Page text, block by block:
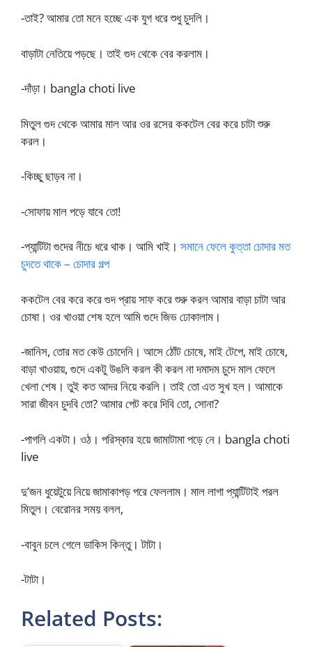
-তাই? আমার তো মনে হচ্ছে এক যুগ ধরে শুধু চুদলি।
বাড়াটা নেতিয়ে পড়ছে। তাই গুদ থেকে বের করলাম।
-দাঁড়া। bangla choti live
মিতুল গুদ থেকে আমার মাল আর ওর রসের ককটেল বের করে চাটা শুরু
করল।
-কিচ্ছু ছাড়ব না।
-সোফায় মাল পড়ে যাবে তো!
-প্যান্টিটা গুদের নীচে ধরে থাক। আমি খাই। সমানে ফেলে কুত্তা চোদার মত
চুদতে থাকে – চোদার গল্প
ককটেল বের করে করে গুদ প্রায় সাফ করে শুরু করল আমার বাড়া চাটা আর
চোষা। ওর খাওয়া শেষ হলে আমি গুদে জিভ ঢোকালাম।
-জানিস, তোর মত কেউ চোদেনি। আসে ঠোঁট চোষে, মাই টেপে, মাই চোষে,
বাড়া খাওয়ায়, গুদে একটু উঙলি করল কী করল না দমাদম চুদে মাল ফেলে
খেলা শেষ। তুই কত আদর নিয়ে করলি। তাই তো এত সুখ হল। আমাকে
সারা জীবন চুদবি তো? আমার পেট করে দিবি তো, সোনা?
-পাগলি একটা। ওঠ। পরিস্কার হয়ে জামাটামা পড়ে নে। bangla choti
live
দু’জন ধুয়েটুয়ে নিয়ে জামাকাপড় পরে ফেললাম। মাল লাগা প্যান্টিটাই পরল
মিতুল। বেরোনর সময় বলল,
-বাবুন চলে গেলে ডাকিস কিন্তু। টাটা।
-টাটা।
Related Posts: